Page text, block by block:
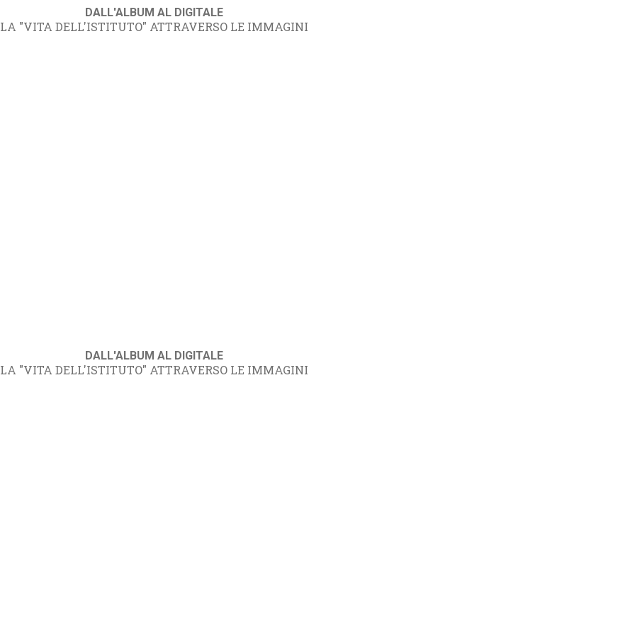
DALL'ALBUM AL DIGITALE
LA "VITA DELL'ISTITUTO" ATTRAVERSO LE IMMAGINI
DALL'ALBUM AL DIGITALE
LA "VITA DELL'ISTITUTO" ATTRAVERSO LE IMMAGINI